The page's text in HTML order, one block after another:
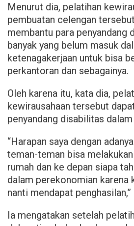
Menurut dia, pelatihan
pembuatan celengan
membantu para penyandang
banyak yang belum masuk
ketenagakerjaan untuk bisa
perkantoran dan sebagainya.
Oleh karena itu, kata dia,
kewirausahaan tersebut
penyandang disabilitas
“Harapan saya dengan
teman-teman bisa
rumah dan ke depan siapa
dalam perekonomian karena
nanti mendapat penghasilan,”
Ia mengatakan setelah